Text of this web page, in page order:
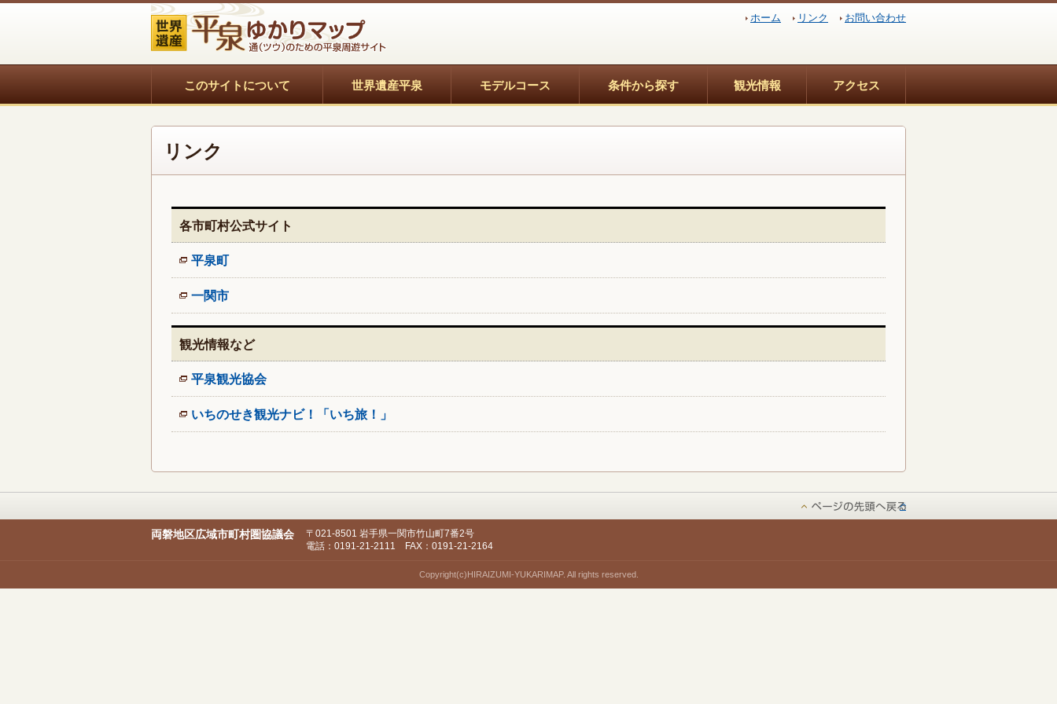
ホーム リンク お問い合わせ
このサイトについて 世界遺産平泉 モデルコース 条件から探す 観光情報 アクセス
リンク
各市町村公式サイト
平泉町
一関市
観光情報など
平泉観光協会
いちのせき観光ナビ！「いち旅！」
ページの先頭へ戻る
両磐地区広域市町村圏協議会
〒021-8501 岩手県一関市竹山町7番2号
電話：0191-21-2111 FAX：0191-21-2164
Copyright(c)HIRAIZUMI-YUKARIMAP. All rights reserved.